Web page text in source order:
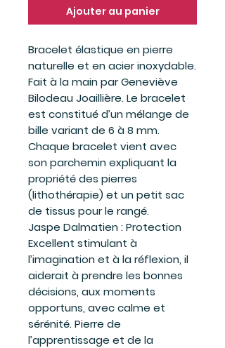
Ajouter au panier
Bracelet élastique en pierre
naturelle et en acier inoxydable.
Fait à la main par Geneviève
Bilodeau Joaillière. Le bracelet
est constitué d’un mélange de
bille variant de 6 à 8 mm.
Chaque bracelet vient avec
son parchemin expliquant la
propriété des pierres
(lithothérapie) et un petit sac
de tissus pour le rangé.
Jaspe Dalmatien : Protection
Excellent stimulant à
l’imagination et à la réflexion, il
aiderait à prendre les bonnes
décisions, aux moments
opportuns, avec calme et
sérénité. Pierre de
l’apprentissage et de la